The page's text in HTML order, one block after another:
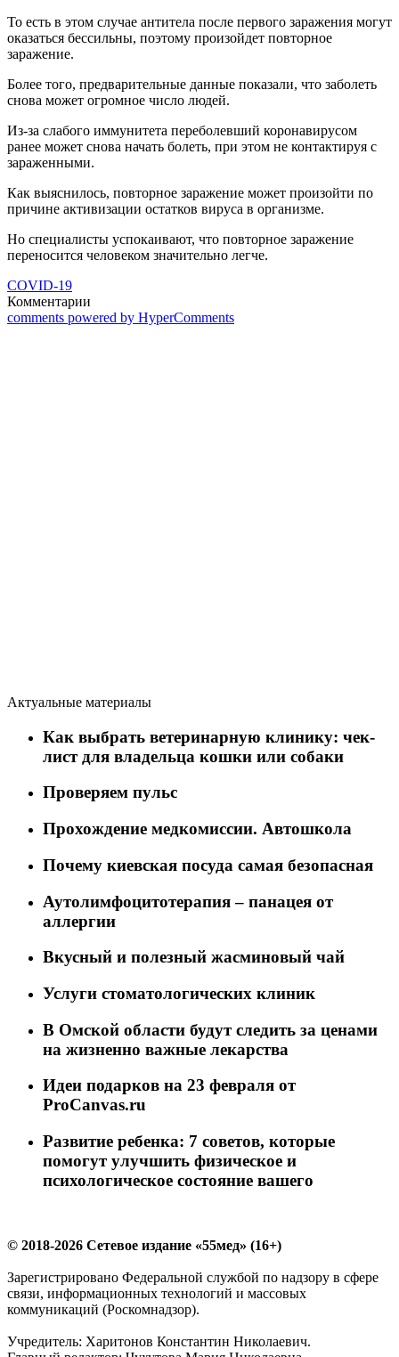
То есть в этом случае антитела после первого заражения могут
оказаться бессильны, поэтому произойдет повторное
заражение.
Более того, предварительные данные показали, что заболеть
снова может огромное число людей.
Из-за слабого иммунитета переболевший коронавирусом
ранее может снова начать болеть, при этом не контактируя с
зараженными.
Как выяснилось, повторное заражение может произойти по
причине активизации остатков вируса в организме.
Но специалисты успокаивают, что повторное заражение
переносится человеком значительно легче.
COVID-19
Комментарии
comments powered by HyperComments
Актуальные материалы
Как выбрать ветеринарную клинику: чек-
лист для владельца кошки или собаки
Проверяем пульс
Прохождение медкомиссии. Автошкола
Почему киевская посуда самая безопасная
Аутолимфоцитотерапия – панацея от
аллергии
Вкусный и полезный жасминовый чай
Услуги стоматологических клиник
В Омской области будут следить за ценами
на жизненно важные лекарства
Идеи подарков на 23 февраля от
ProCanvas.ru
Развитие ребенка: 7 советов, которые
помогут улучшить физическое и
психологическое состояние вашего
© 2018-2026 Сетевое издание «55мед» (16+)
Зарегистрировано Федеральной службой по надзору в сфере
связи, информационных технологий и массовых
коммуникаций (Роскомнадзор).
Учредитель: Харитонов Константин Николаевич.